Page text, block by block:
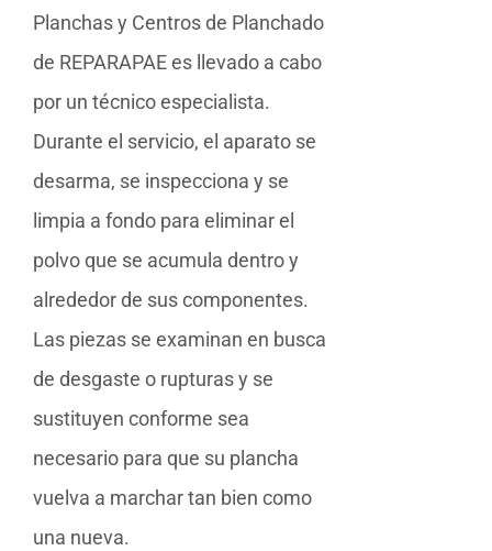
Planchas y Centros de Planchado
de REPARAPAE es llevado a cabo
por un técnico especialista.
Durante el servicio, el aparato se
desarma, se inspecciona y se
limpia a fondo para eliminar el
polvo que se acumula dentro y
alrededor de sus componentes.
Las piezas se examinan en busca
de desgaste o rupturas y se
sustituyen conforme sea
necesario para que su plancha
vuelva a marchar tan bien como
una nueva.